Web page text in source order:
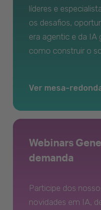
líderes e
os desafios,
era agentic e da IA
como construir o
Ver mesa-
Webinars
demanda
Participe dos
novidades em IA,